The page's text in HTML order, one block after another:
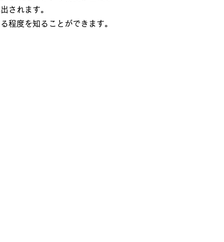
されます。
程度を知ることができます。